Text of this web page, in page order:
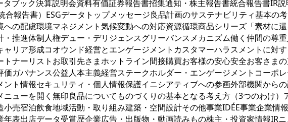
ブック決算説明会資料有価証券報告書招集通知・株主報告書統合報告書IR
合報告書）ESGデータトップメッセージ良品計画のサステナビリティ基本の
の配慮環境マネジメント気候変動への対応資源循環商品シリーズ「素材に
推進体制人権デュー・デリジェンスグリーバンスメカニズム働く仲間の尊
リア形成コオウンド経営とエンゲージメントカスタマーハラスメントに対
ナーリストお取引先さまホットライン間接購買お客様の安心安全お客さま
ガバナンス公益人本主義経営ステークホルダー・エンゲージメントコーポ
ト情報セキュリティ・個人情報保護イニシアティブへの参画外部機関から
ューを開く 無印良品についてものづくりの基本となる考え方（3つのわけ
売宿泊飲食地域活動・取り組み建築・空間設計その他事業IDÉE事業企業情
表出店データ受賞歴企業広告・出版物・動画読みもの株主・投資家情報IR